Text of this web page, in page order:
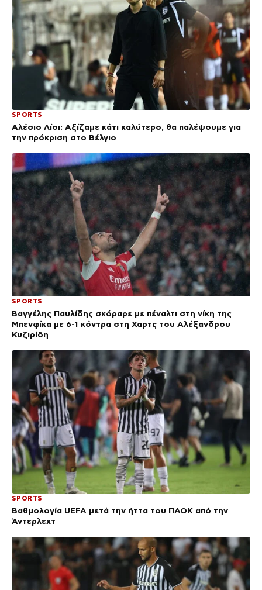
SPORTS
Αλέσιο Λίσι: Αξίζαμε κάτι καλύτερο, θα παλέψουμε για
την πρόκριση στο Βέλγιο
SPORTS
Βαγγέλης Παυλίδης σκόραρε με πέναλτι στη νίκη της
Μπενφίκα με 6-1 κόντρα στη Χαρτς του Αλέξανδρου
Κυζιρίδη
SPORTS
Βαθμολογία UEFA μετά την ήττα του ΠΑΟΚ από την
Άντερλεχτ